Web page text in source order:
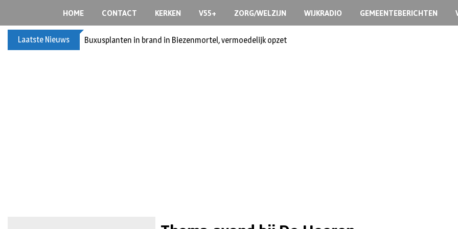
HOME CONTACT KERKEN V55+ ZORG/WELZIJN WIJKRADIO GEMEENTEBERICHTEN
Laatste Nieuws Buxusplanten in brand in Biezenmortel, vermoedelijk opzet